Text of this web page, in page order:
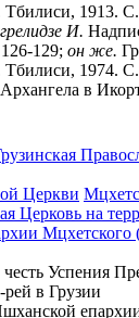
1913. С.
И.
129; он же.
Тбилиси, 1974.
в
Церкви
Церковь на
Мцхетского
Успения
в Грузии